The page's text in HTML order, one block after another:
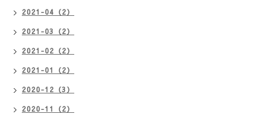
2021-04（2）
2021-03（2）
2021-02（2）
2021-01（2）
2020-12（3）
2020-11（2）